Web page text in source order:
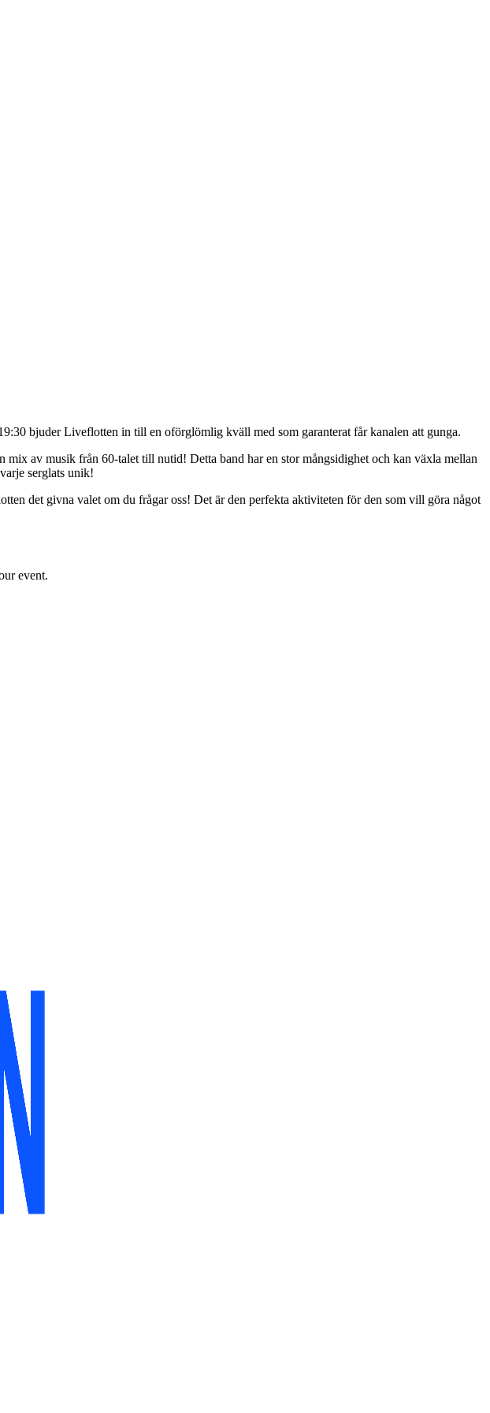
bjuder Liveflotten in till en oförglömlig kväll med som garanterat får kanalen att gunga.
av musik från 60-talet till nutid! Detta band har en stor mångsidighet och kan växla mellan
serglats unik!
det givna valet om du frågar oss! Det är den perfekta aktiviteten för den som vill göra något
event.